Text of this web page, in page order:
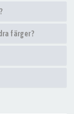
färger?